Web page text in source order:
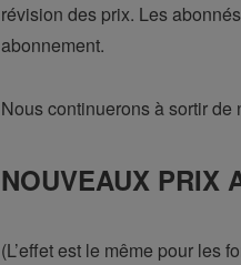
révision des prix. Les
abonnement.
Nous continuerons à sortir
NOUVEAUX PRIX
(L’effet est le même pour les